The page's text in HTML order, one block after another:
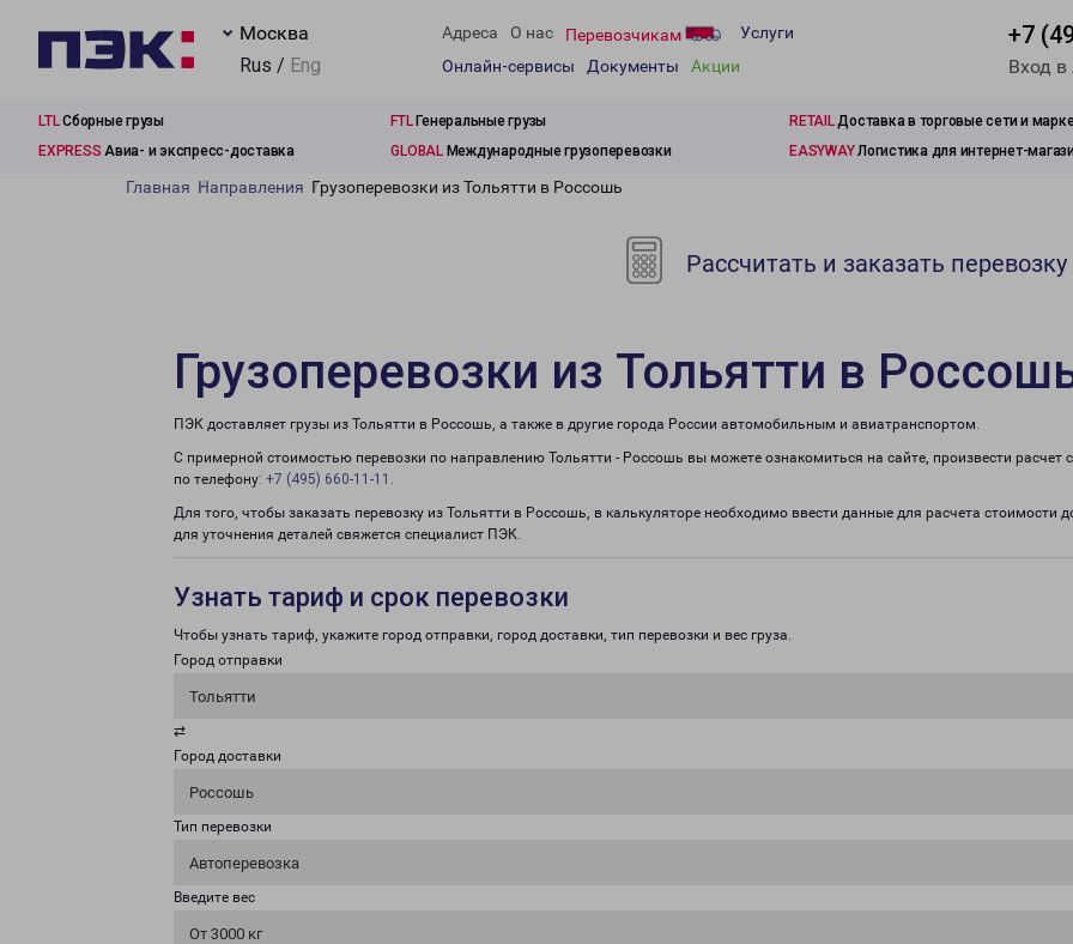
Москва
Rus / Eng
Адреса О нас Перевозчикам
Услуги
Онлайн-сервисы
Документы Акции
+7
Вход
LTLСборные грузы FTLГенеральные грузы RETAILДоставка в торговые сети и
EXPRESS Авиа- и экспресс-доставка GLOBALМеждународные грузоперевозки EASYWAYЛогистика для интернет-
Главная Направления Грузоперевозки из Тольятти в Россошь
Рассчитать и заказать перевозку
Грузоперевозки из Тольятти в
ПЭК доставляет грузы из Тольятти в Россошь, а также в другие города России автомобильным и авиатранспортом.
С примерной стоимостью перевозки по направлению Тольятти - Россошь вы можете ознакомиться на сайте, произвести
по телефону: +7 (495) 660-11-11 .
Для того, чтобы заказать перевозку из Тольятти в Россошь, в калькуляторе необходимо ввести данные для расчета стоимости
для уточнения деталей свяжется специалист ПЭК.
Узнать тариф и срок перевозки
Чтобы узнать тариф, укажите город отправки, город доставки, тип перевозки и вес груза.
Город отправки
Тольятти
⇄
Город доставки
Россошь
Тип перевозки
Автоперевозка
Введите вес
От 3000 кг